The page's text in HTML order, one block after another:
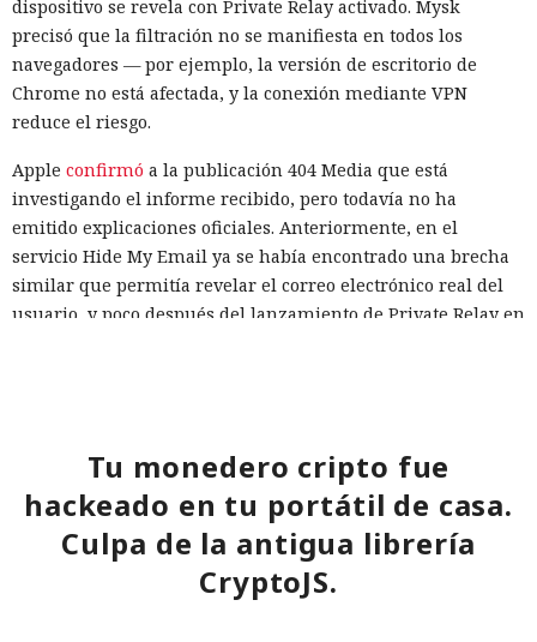
dispositivo se revela con Private Relay activado. Mysk
precisó que la filtración no se manifiesta en todos los
navegadores — por ejemplo, la versión de escritorio de
Chrome no está afectada, y la conexión mediante VPN
reduce el riesgo.
Apple confirmó a la publicación 404 Media que está
investigando el informe recibido, pero todavía no ha
emitido explicaciones oficiales. Anteriormente, en el
servicio Hide My Email ya se había encontrado una brecha
similar que permitía revelar el correo electrónico real del
usuario, y poco después del lanzamiento de Private Relay en
Relay, y también teniendo precaución con los sitios que
solicitan el acceso mediante Passkey en dispositivos Apple.
Tu monedero cripto fue
hackeado en tu portátil de casa.
Culpa de la antigua librería
CryptoJS.